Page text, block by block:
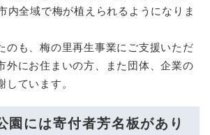
内全域で梅が植えられるようになりま
のも、梅の里再生事業にご支援いただ
外にお住まいの方、また団体、企業の
ています。
園には寄付者芳名板があり